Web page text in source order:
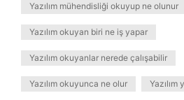
Yazılım mühendisliği okuyup ne olunur
Yazılım okuyan biri ne iş yapar
Yazılım okuyanlar nerede çalışabilir
Yazılım okuyunca ne olur Yazılım